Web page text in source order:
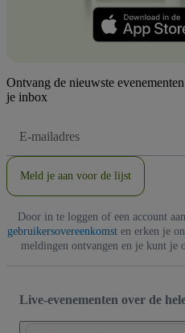
Ontvang de nieuwste
je inbox
mailadres
Meld je aan voor de lijst
Door in te loggen of een account
gebruikersovereenkomsten erken je
meldingen ontvangen en je kunt je
Live-evenementen over de